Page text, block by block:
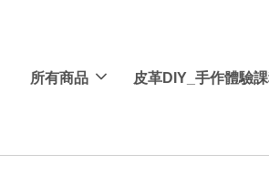
所有商品 皮革DIY_手作體驗